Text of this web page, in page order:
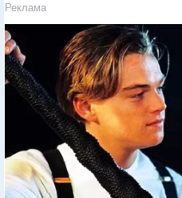
Реклама